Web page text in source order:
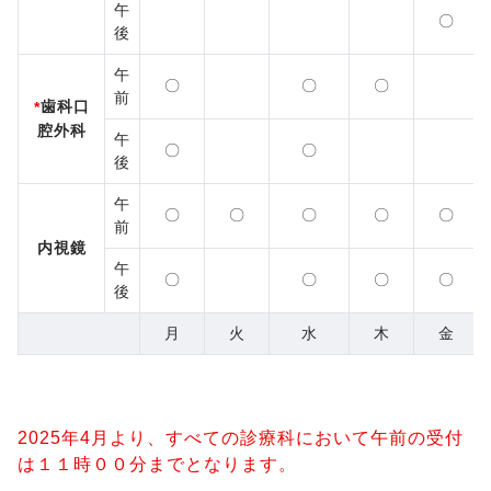
午
後
〇
*歯科口
腔外科
午
前
〇 〇 〇
午
後
〇 〇
内視鏡
午
前
〇 〇 〇 〇 〇
午
後
〇 〇 〇 〇
月 火 水 木 金
2025年4月より、すべての診療科において午前の受付
は１１時００分までとなります。